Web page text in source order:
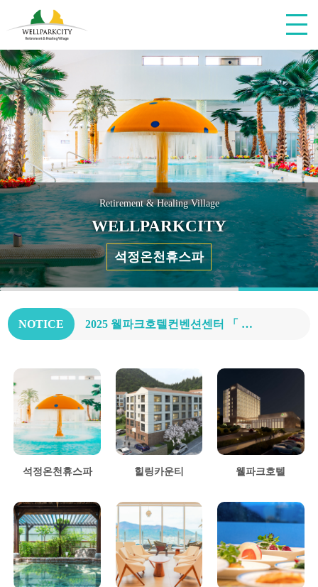
Retirement & Healing Village
WELLPARKCITY
석정온천휴스파
NOTICE 2025 웰파크호텔컨벤션센터 「 제6회 장수학 콘서트 」 개최
석정온천휴스파 힐링카운티 웰파크호텔